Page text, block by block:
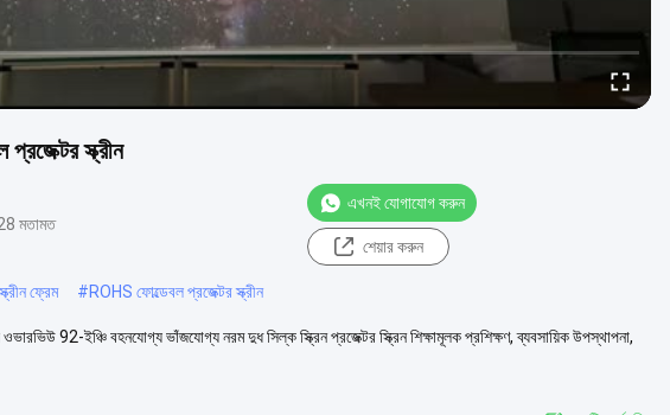
স্ক্রীন
মতামত
এখনই যোগাযোগ করুন
শেয়ার করুন
ফ্রেম #ROHS ফোল্ডেবল প্রজেক্টর স্ক্রীন
ওভারভিউ 92-ইঞ্চি বহনযোগ্য ভাঁজযোগ্য নরম দুধ সিল্ক স্ক্রিন প্রজেক্টর স্ক্রিন শিক্ষামূলক প্রশিক্ষণ, ব্যবসায়িক উপস্থাপনা,